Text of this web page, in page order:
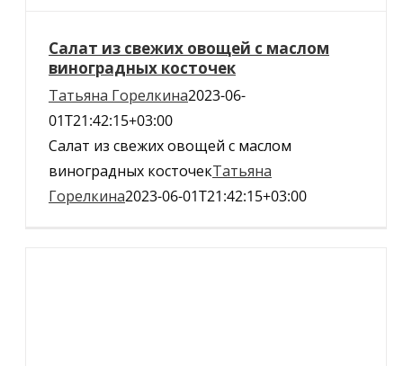
Салат из свежих овощей с маслом
виноградных косточек
Татьяна Горелкина2023-06-
01T21:42:15+03:00
Салат из свежих овощей с маслом
виноградных косточекТатьяна
Горелкина2023-06-01T21:42:15+03:00